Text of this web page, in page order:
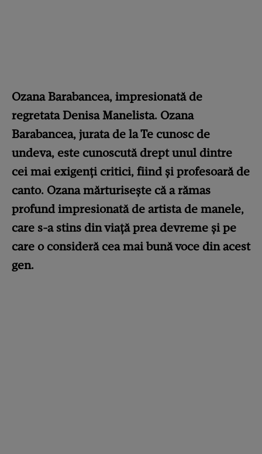
Ozana Barabancea, impresionată de
regretata Denisa Manelista. Ozana
Barabancea, jurata de la Te cunosc de
undeva, este cunoscută drept unul dintre
cei mai exigenți critici, fiind și profesoară de
canto. Ozana mărturisește că a rămas
profund impresionată de artista de manele,
care s-a stins din viață prea devreme și pe
care o consideră cea mai bună voce din acest
gen.